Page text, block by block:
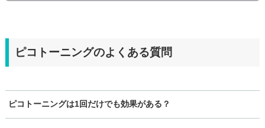
ピコトーニングのよくある質問
ピコトーニングは1回だけでも効果がある？